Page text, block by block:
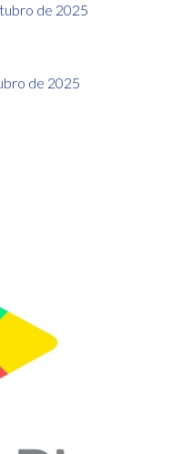
de 2025
de 2025